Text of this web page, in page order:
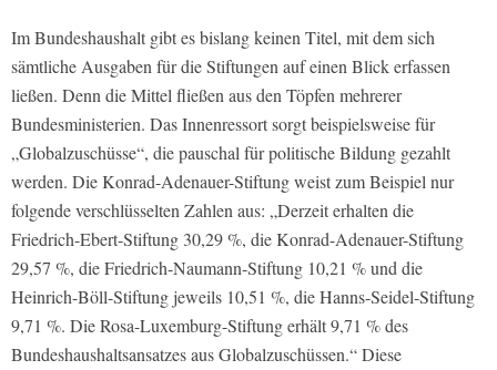
Im Bundeshaushalt gibt es bislang keinen Titel, mit dem sich
sämtliche Ausgaben für die Stiftungen auf einen Blick erfassen
ließen. Denn die Mittel fließen aus den Töpfen mehrerer
Bundesministerien. Das Innenressort sorgt beispielsweise für
„Globalzuschüsse“, die pauschal für politische Bildung gezahlt
werden. Die Konrad-Adenauer-Stiftung weist zum Beispiel nur
folgende verschlüsselten Zahlen aus: „Derzeit erhalten die
Friedrich-Ebert-Stiftung 30,29 %, die Konrad-Adenauer-Stiftung
29,57 %, die Friedrich-Naumann-Stiftung 10,21 % und die
Heinrich-Böll-Stiftung jeweils 10,51 %, die Hanns-Seidel-Stiftung
9,71 %. Die Rosa-Luxemburg-Stiftung erhält 9,71 % des
Bundeshaushaltsansatzes aus Globalzuschüssen.“ Diese